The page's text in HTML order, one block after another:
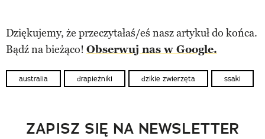
Dziękujemy, że przeczytałaś/eś nasz artykuł do końca.
Bądź na bieżąco! Obserwuj nas w Google.
australia drapieżniki dzikie zwierzęta ssaki
ZAPISZ SIĘ NA NEWSLETTER